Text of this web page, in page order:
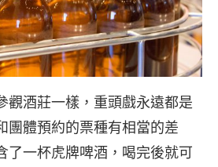
觀酒莊一樣，重頭戲永遠都是
團體預約的票種有相當的差
了一杯虎牌啤酒，喝完後就可